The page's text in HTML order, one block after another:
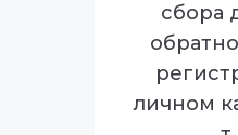
сбора
личном